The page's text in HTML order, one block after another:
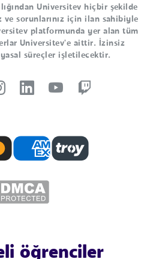
Universitev hiçbir şekilde
ve sorunlarınız için ilan sahibiyle
platformunda yer alan tüm
Universitev'e aittir. İzinsiz
süreçler işletilecektir.
öğrenciler